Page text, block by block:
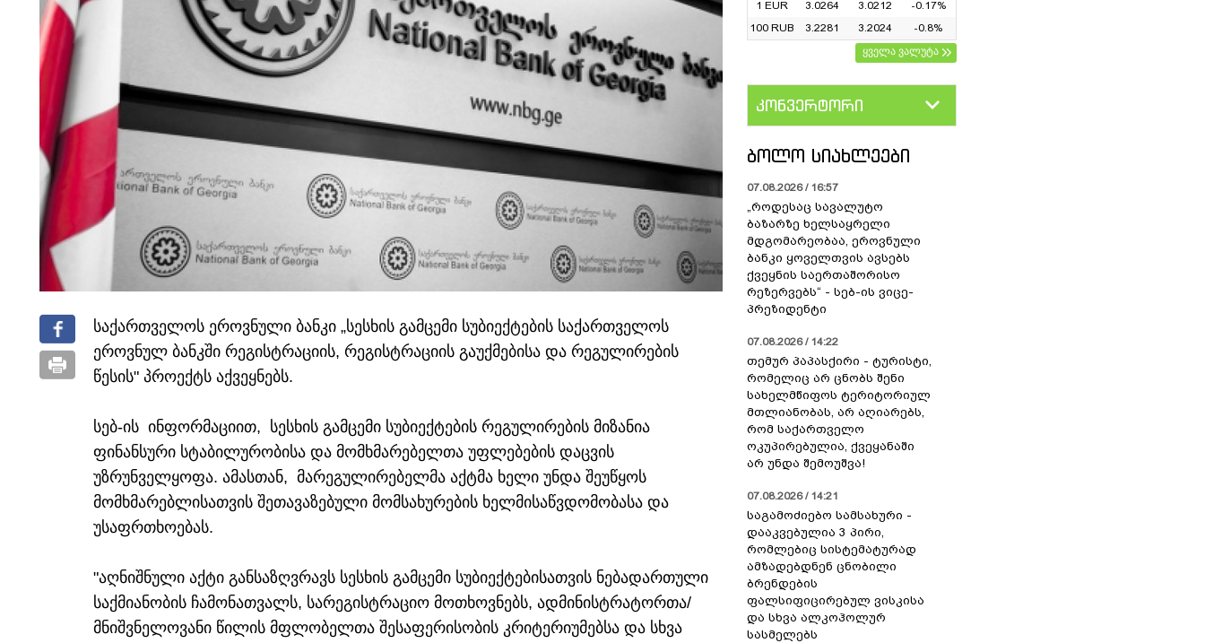
საქართველოს ეროვნული ბანკი „სესხის გამცემი სუბიექტების საქართველოს
ეროვნულ ბანკში რეგისტრაციის, რეგისტრაციის გაუქმებისა და რეგულირების
წესის" პროექტს აქვეყნებს.
სებ-ის ინფორმაციით, სესხის გამცემი სუბიექტების რეგულირების მიზანია
ფინანსური სტაბილურობისა და მომხმარებელთა უფლებების დაცვის
უზრუნველყოფა. ამასთან, მარეგულირებელმა აქტმა ხელი უნდა შეუწყოს
მომხმარებლისათვის შეთავაზებული მომსახურების ხელმისაწვდომობასა და
უსაფრთხოებას.
"აღნიშნული აქტი განსაზღვრავს სესხის გამცემი სუბიექტებისათვის ნებადართული
საქმიანობის ჩამონათვალს, სარეგისტრაციო მოთხოვნებს, ადმინისტრატორთა/
მნიშვნელოვანი წილის მფლობელთა შესაფერისობის კრიტერიუმებსა და სხვა
1 EUR
3.0264 3.0212
-0.17%
100 RUB
3.2281 3.2024
-0.8%
ყველა ვალუტა
კონვერტორი
ᲑᲝᲚᲝ ᲡᲘᲐᲮᲚᲔᲔᲑᲘ
07.08.2026 / 16:57
„როდესაც სავალუტო
ბაზარზე ხელსაყრელი
მდგომარეობაა, ეროვნული
ბანკი ყოველთვის ავსებს
ქვეყნის საერთაშორისო
რეზერვებს“ - სებ-ის ვიცე-
პრეზიდენტი
07.08.2026 / 14:22
თემურ პაპასქირი - ტურისტი,
რომელიც არ ცნობს შენი
სახელმწიფოს ტერიტორიულ
მთლიანობას, არ აღიარებს,
რომ საქართველო
ოკუპირებულია, ქვეყანაში
არ უნდა შემოუშვა!
07.08.2026 / 14:21
საგამოძიებო სამსახური -
დააკვებულია 3 პირი,
რომლებიც სისტემატურად
ამზადებდნენ ცნობილი
ბრენდების
ფალსიფიცირებულ ვისკისა
და სხვა ალკოჰოლურ
სასმელებს